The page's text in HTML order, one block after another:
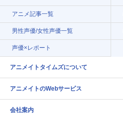
アニメ記事一覧
男性声優/女性声優一覧
声優×レポート
アニメイトタイムズについて
アニメイトのWebサービス
会社案内